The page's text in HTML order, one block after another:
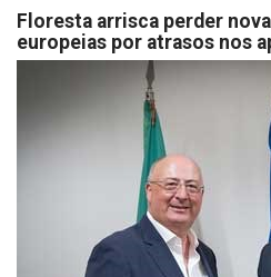
Floresta arrisca perder
europeias por atrasos nos